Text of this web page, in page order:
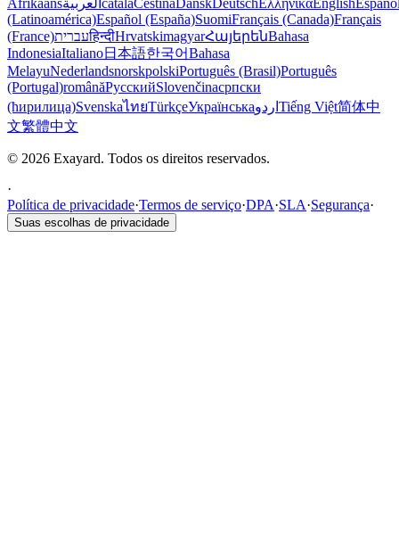
Afrikaansالعربية catalàČeština Dansk Deutsch ΕλληνικάEnglish
(Latinoamérica)Español (España)SuomiFrançais (Canada)Français
(France)עבריתहिन्दीHrvatskimagyarՀայերենBahasa
IndonesiaItaliano日本語한국어Bahasa
MelayuNederlandsnorskpolskiPortuguês (Brasil)Português
(Portugal)românăРусскийSlovenčinaсрпски
(ћирилица)SvenskaไทยTürkçeУкраїнськаاردو Tiếng Việt简体中
文繁體中文
© 2026 Exayard. Todos os direitos reservados.
·
Política de privacidade·Termos de serviço·DPA·SLA·Segurança·
Suas escolhas de privacidade